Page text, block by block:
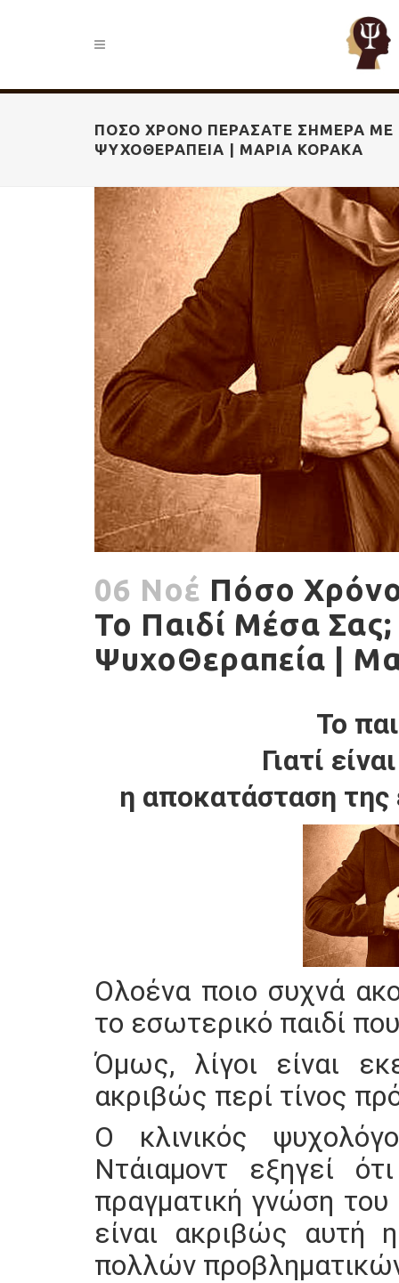
ΠΌΣΟ ΧΡΌΝΟ ΠΕΡΆΣΑΤΕ ΣΉΜΕΡΑ ΜΕ
ΨΥΧΟΘΕΡΑΠΕΊΑ | ΜΑΡΊΑ ΚΟΡΑΚΆ
06 Νοέ Πόσο
Το Παιδί Μέσα
ΨυχοΘεραπεία |
Το
Γιατί
η αποκατάσταση της
Ολοένα ποιο συχνά
το εσωτερικό παιδί
Όμως, λίγοι είναι
ακριβώς περί τίνος
Ο κλινικός
Ντάιαμοντ εξηγεί
πραγματική γνώση του
είναι ακριβώς αυτή
πολλών